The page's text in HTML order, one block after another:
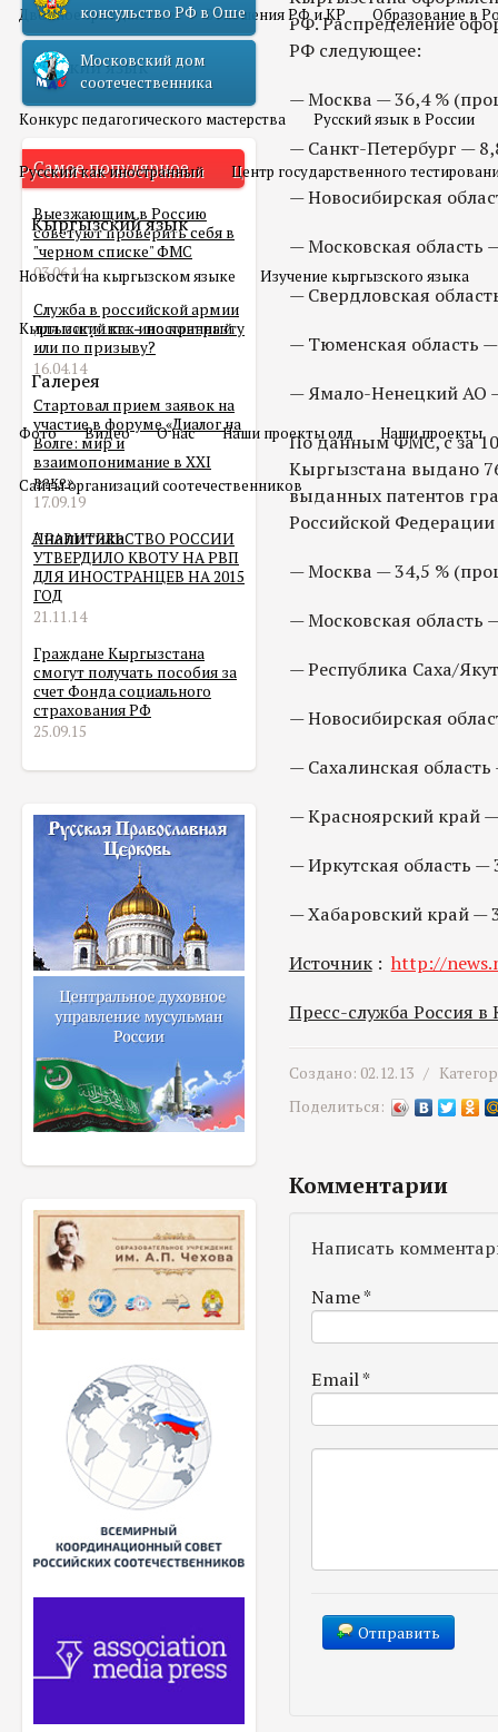
Двойное гражданство Отношения РФ и КР Образование в
Русский язык
Конкурс педагогического мастерства Русский язык в России
Русский как иностранный Центр государственного
Кыргызский язык
Новости на кыргызском языке Изучение кыргызского языка
Кыргызский как иностранный
Галерея
Фото Видео О нас Наши проекты олд Наши проекты
Сайты организаций соотечественников
Аналитика
консульство РФ в Оше
Московский дом
соотечественника
Самое популярное
Выезжающим в Россию
советуют проверить себя в
"черном списке" ФМС
03.06.14
Служба в российской армии
для мигранта – по контракту
или по призыву?
16.04.14
Стартовал прием заявок на
участие в форуме «Диалог на
Волге: мир и
взаимопонимание в XXI
веке»
17.09.19
ПРАВИТЕЛЬСТВО РОССИИ
УТВЕРДИЛО КВОТУ НА РВП
ДЛЯ ИНОСТРАНЦЕВ НА 2015
ГОД
21.11.14
Граждане Кыргызстана
смогут получать пособия за
счет Фонда социального
страхования РФ
25.09.15
РФ. Распределение
РФ следующее:
— Москва — 36,4 %
— Санкт-Петербург —
— Новосибирская
— Московская область
— Свердловская
— Тюменская область
— Ямало-Ненецкий АО
По данным ФМС, с за
Кыргызстана выдано
выданных патентов
Российской
— Москва — 34,5 %
— Московская область
— Республика Саха/
— Новосибирская
— Сахалинская
— Красноярский край
— Иркутская область
— Хабаровский край —
Источник: http://
Пресс-служба Россия в
Создано: 02.12.13 /
Поделиться:
Комментарии
Написать
Name*
Email*
Отправить